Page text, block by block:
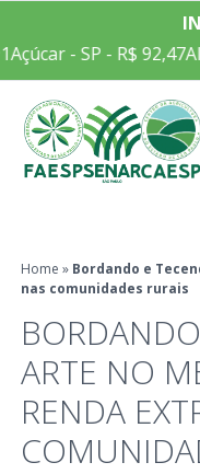
Açúcar - SP - R$ 92,47
Home » Bordando e
nas comunidades rurais
ARTE NO
RENDA